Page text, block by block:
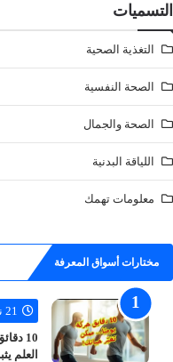
التسميات
التغذية الصحية
الصحة النفسية
الصحة والجمال
اللياقة البدنية
معلومات تهمك
مختارات أسواق المعرفة
21 نوفمبر 2025
10
العلم